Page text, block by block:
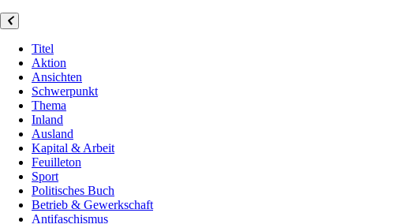
Titel
Aktion
Ansichten
Schwerpunkt
Thema
Inland
Ausland
Kapital & Arbeit
Feuilleton
Sport
Politisches Buch
Betrieb & Gewerkschaft
Antifaschismus